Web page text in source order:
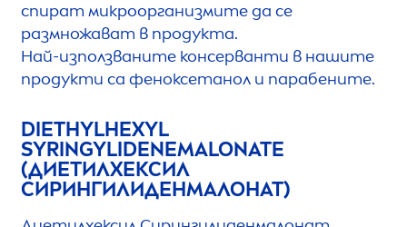
спират микроорганизмите да се
размножават в продукта.
Най-използваните консерванти в нашите
продукти са феноксетанол и парабените.
DIETHYLHEXYL
SYRINGYLIDENEMALONATE
(ДИЕТИЛХЕКСИЛ
СИРИНГИЛИДЕНМАЛОНАТ)